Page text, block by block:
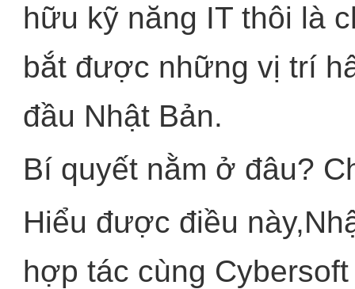
hữu kỹ năng IT thôi là
bắt được những vị trí
đầu Nhật Bản.
Bí quyết nằm ở đâu?
Hiểu được điều
hợp tác cùng